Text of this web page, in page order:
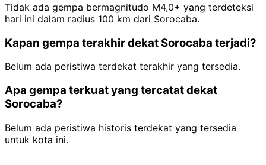
Tidak ada gempa bermagnitudo M4,0+ yang terdeteksi
hari ini dalam radius 100 km dari Sorocaba.
Kapan gempa terakhir dekat Sorocaba terjadi?
Belum ada peristiwa terdekat terakhir yang tersedia.
Apa gempa terkuat yang tercatat dekat
Sorocaba?
Belum ada peristiwa historis terdekat yang tersedia
untuk kota ini.